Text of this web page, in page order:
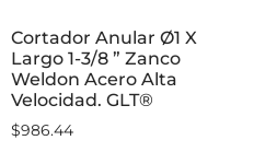
Cortador Anular Ø1 X
Largo 1-3/8 ” Zanco
Weldon Acero Alta
Velocidad. GLT®
$986.44